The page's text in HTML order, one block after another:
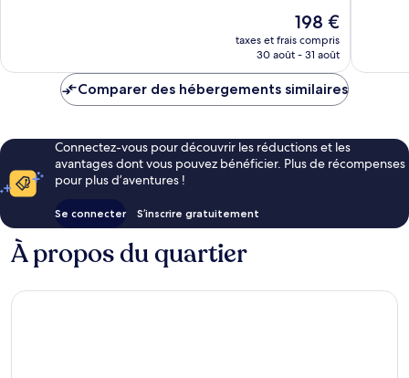
Le
nouveau
prix
de
198 €
taxes et frais compris
30 août - 31 août
Comparer des hébergements similaires
Connectez-vous pour découvrir les réductions et les
avantages dont vous pouvez bénéficier. Plus de récompenses
pour plus d’aventures !
Se connecter S’inscrire gratuitement
À propos du quartier